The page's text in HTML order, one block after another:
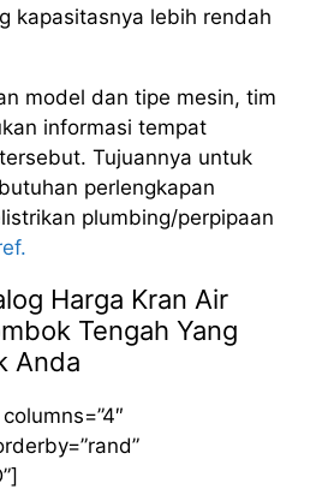
kapasitasnya lebih rendah
model dan tipe mesin, tim
informasi tempat
Tujuannya untuk
perlengkapan
plumbing/perpipaan
Harga Kran Air
Tengah Yang
Anda